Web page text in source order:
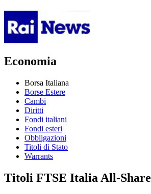
Economia
Borsa Italiana
Borse Estere
Cambi
Diritti
Fondi italiani
Fondi esteri
Obbligazioni
Titoli di Stato
Warrants
Titoli FTSE Italia All-Share